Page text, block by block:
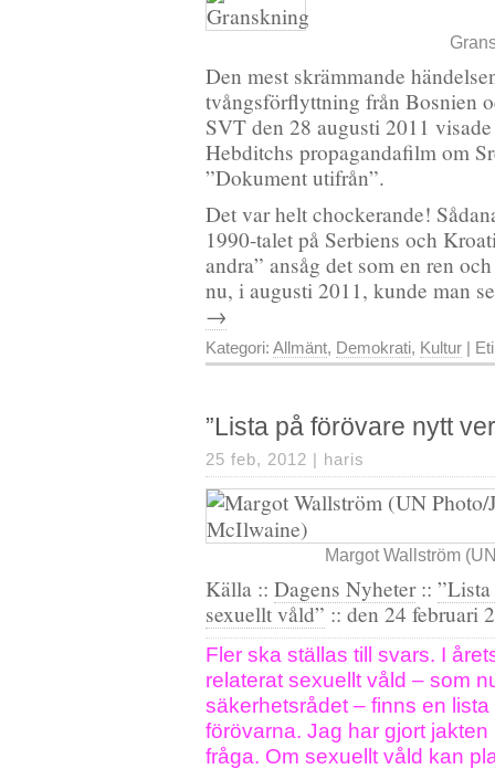
Den mest skrämmande
tvångsförflyttning från Bosnien
SVT den 28 augusti 2011
Hebditchs propagandafilm om
”Dokument utifrån”.
Det var helt chockerande!
1990-talet på Serbiens och
andra” ansåg det som en ren
nu, i augusti 2011, kunde man
→
Kategori: Allmänt, Demokrati, Kultur |
”Lista på förövare nytt
25 feb, 2012 | haris
Margot Wallström
Källa :: Dagens Nyheter::
sexuellt våld” :: den 24 februari
Fler ska ställas till svars. I
relaterat sexuellt våld – som
säkerhetsrådet – finns en
förövarna. Jag har gjort
fråga. Om sexuellt våld kan